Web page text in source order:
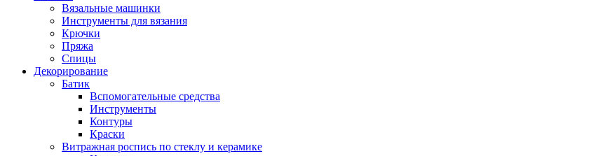
Вязальные машинки
Инструменты для вязания
Крючки
Пряжа
Спицы
Декорирование
Батик
Вспомогательные средства
Инструменты
Контуры
Краски
Витражная роспись по стеклу и керамике